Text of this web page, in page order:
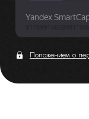
Положением о